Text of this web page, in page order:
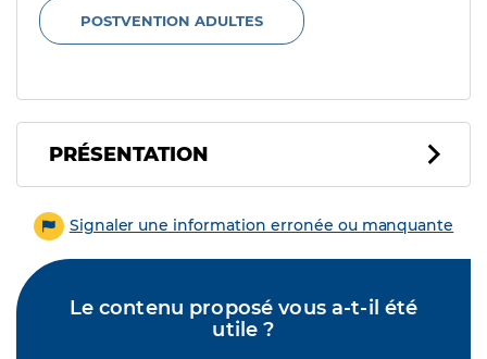
POSTVENTION ADULTES
PRÉSENTATION
Signaler une information erronée ou manquante
Le contenu proposé vous a-t-il été
utile ?